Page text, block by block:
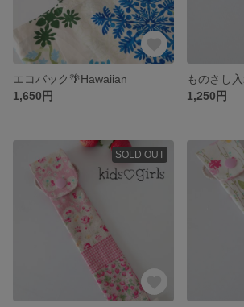
エコバック🌴Hawaiian
1,650円
1,250円
SOLD OUT